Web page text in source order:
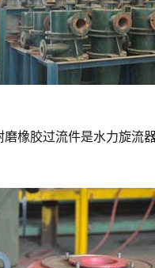
橡胶过流件是水力旋流